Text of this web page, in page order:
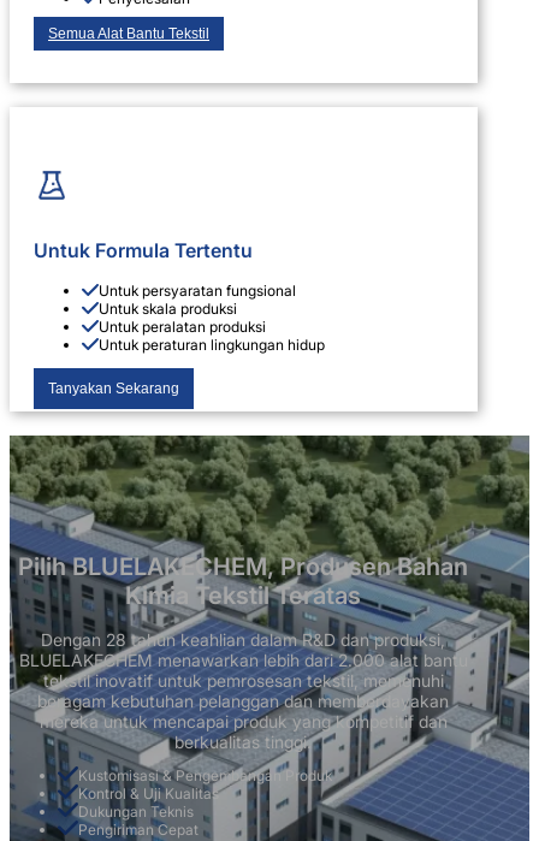
Semua Alat Bantu Tekstil
Untuk Formula Tertentu
Untuk persyaratan fungsional
Untuk skala produksi
Untuk peralatan produksi
Untuk peraturan lingkungan hidup
Tanyakan Sekarang
Pilih BLUELAKECHEM, Produsen Bahan
Kimia Tekstil Teratas
Dengan 28 tahun keahlian dalam R&D dan produksi,
BLUELAKECHEM menawarkan lebih dari 2.000 alat bantu
tekstil inovatif untuk pemrosesan tekstil, memenuhi
beragam kebutuhan pelanggan dan memberdayakan
mereka untuk mencapai produk yang kompetitif dan
berkualitas tinggi.
Kustomisasi & Pengembangan Produk
Kontrol & Uji Kualitas
Dukungan Teknis
Pengiriman Cepat